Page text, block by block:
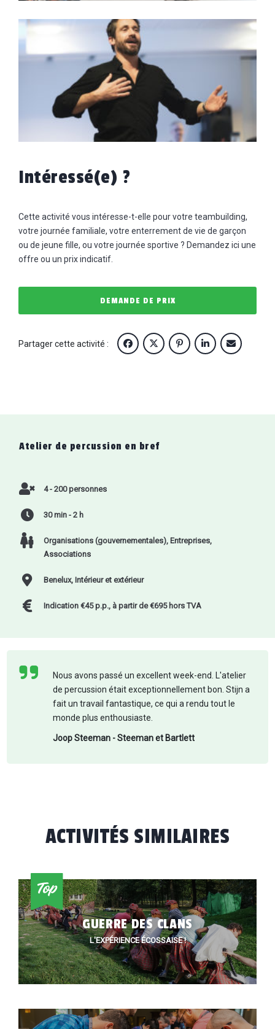
Intéressé(e) ?
Cette activité vous intéresse-t-elle pour votre teambuilding,
votre journée familiale, votre enterrement de vie de garçon
ou de jeune fille, ou votre journée sportive ? Demandez ici une
offre ou un prix indicatif.
DEMANDE DE PRIX
Partager cette activité :
Atelier de percussion en bref
4 - 200 personnes
30 min - 2 h
Organisations (gouvernementales), Entreprises,
Associations
Benelux, Intérieur et extérieur
Indication €45 p.p., à partir de €695 hors TVA
Nous avons passé un excellent week-end. L'atelier
de percussion était exceptionnellement bon. Stijn a
fait un travail fantastique, ce qui a rendu tout le
monde plus enthousiaste.
Joop Steeman - Steeman et Bartlett
ACTIVITÉS SIMILAIRES
GUERRE DES CLANS
L'EXPÉRIENCE ÉCOSSAISE !